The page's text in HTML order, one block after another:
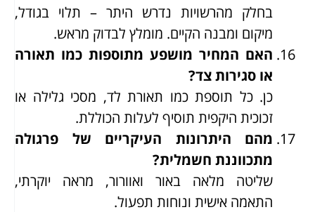
בחלק מהרשויות נדרש היתר – תלוי בגודל,
מיקום ומבנה הקיים. מומלץ לבדוק מראש.
האם המחיר מושפע מתוספות כמו תאורה
או סגירות צד?
כן. כל תוספת כמו תאורת לד, מסכי גלילה או
זכוכית היקפית תוסיף לעלות הכוללת.
מהם היתרונות העיקריים של פרגולה
מתכווננת חשמלית?
שליטה מלאה באור ואוורור, מראה יוקרתי,
התאמה אישית ונוחות תפעול.